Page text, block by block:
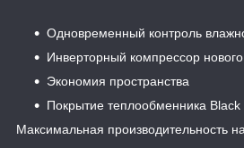
Одновременный контроль
Инверторный компрессор
Экономия пространства
Покрытие теплообменника Black
Максимальная производительность